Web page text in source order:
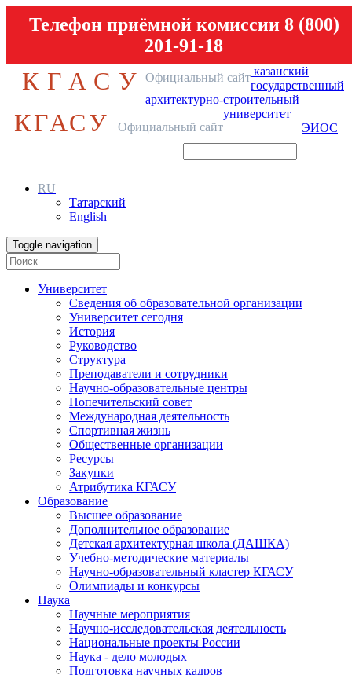
Телефон приёмной комиссии 8 (800)
201-91-18
КГАСУ Официальный сайт казанский
государственный
архитектурно-строительный
университет
КГАСУ Официальный сайт ЭИОС
RU
Татарский
English
Toggle navigation
Университет
Сведения об образовательной организации
Университет сегодня
История
Руководство
Структура
Преподаватели и сотрудники
Научно-образовательные центры
Попечительский совет
Международная деятельность
Спортивная жизнь
Общественные организации
Ресурсы
Закупки
Атрибутика КГАСУ
Образование
Высшее образование
Дополнительное образование
Детская архитектурная школа (ДАШКА)
Учебно-методические материалы
Научно-образовательный кластер КГАСУ
Олимпиады и конкурсы
Наука
Научные мероприятия
Научно-исследовательская деятельность
Национальные проекты России
Наука - дело молодых
Подготовка научных кадров